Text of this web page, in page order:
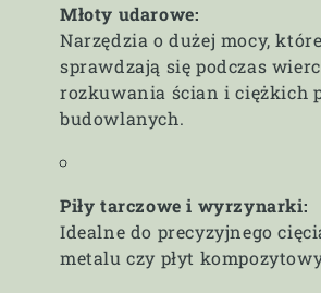
Młoty udarowe:
Narzędzia o dużej mocy,
sprawdzają się podczas
rozkuwania ścian i ciężkich
budowlanych.
Piły tarczowe i wyrzynarki:
Idealne do precyzyjnego
metalu czy płyt